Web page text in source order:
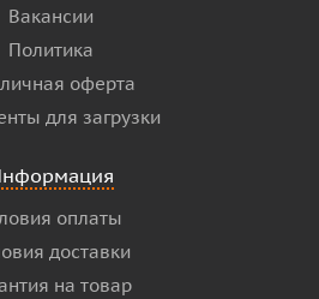
Вакансии
Политика
оферта
для загрузки
оплаты
доставки
на товар